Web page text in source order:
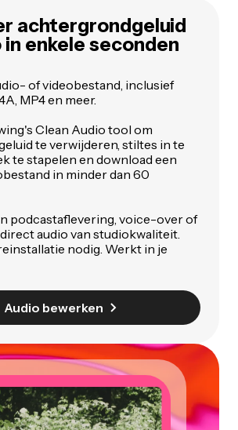
achtergrondgeluid
in enkele seconden
of videobestand, inclusief
MP4 en meer.
Clean Audio tool om
te verwijderen, stiltes in te
te stapelen en download een
in minder dan 60
podcastaflevering, voice-over of
audio van studiokwaliteit.
nodig. Werkt in je
Audio bewerken